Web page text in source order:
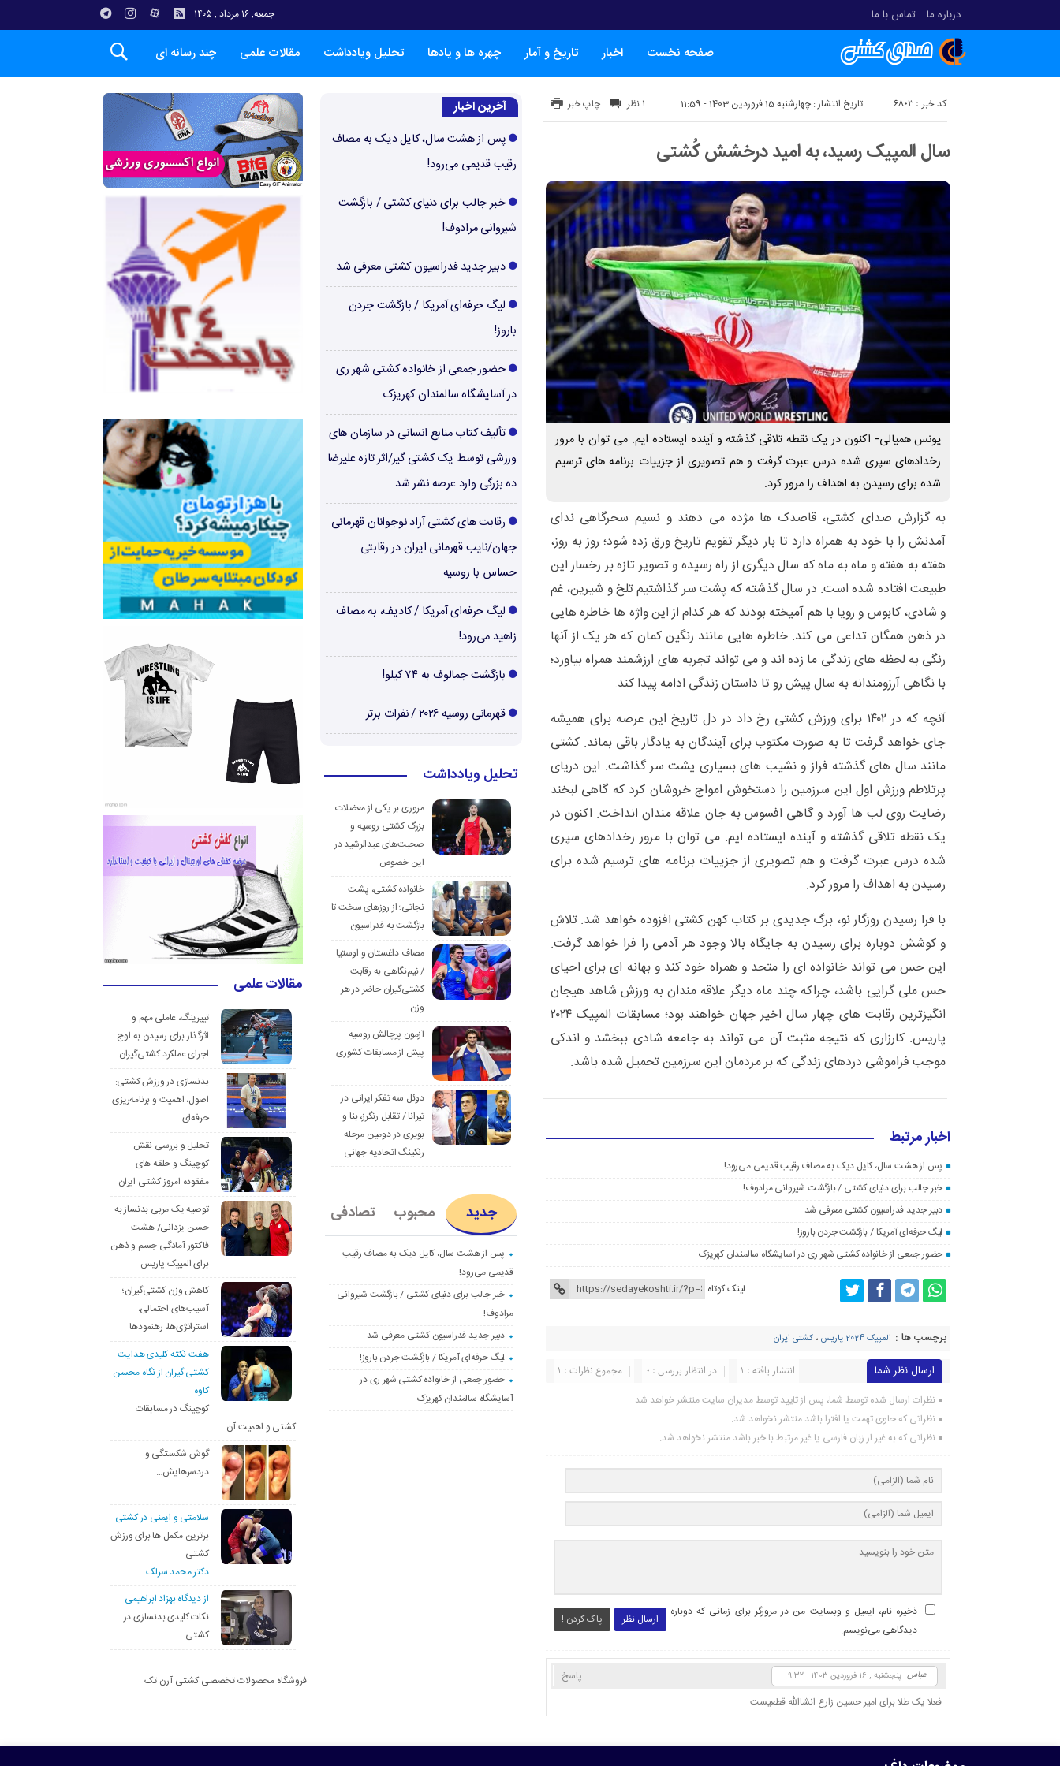
درباره ما تماس با ما جمعه, ۱۶ مرداد , ۱۴۰۵
صفحه نخست اخبار تاریخ و آمار چهره ها و یادها تحلیل ویادداشت مقالات علمی چند رسانه ای
تاریخ انتشار : چهارشنبه 15 فروردین 1403 - 11:59 کد خبر : 6803 چاپ خبر ۱ نظر
سال المپیک رسید، به امید درخشش کُشتی
یونس همیالی- اکنون در یک نقطه تلاقی گذشته و آینده ایستاده ایم. می توان با مرور
رخدادهای سپری شده درس عبرت گرفت و هم تصویری از جزییات برنامه های ترسیم
شده برای رسیدن به اهداف را مرور کرد.
به گزارش صدای کشتی، قاصدک ها مژده می دهند و نسیم سحرگاهی ندای
آمدنش را با خود به همراه دارد تا بار دیگر تقویم تاریخ ورق زده شود؛ روز به روز،
هفته به هفته و ماه به ماه که سال دیگری از راه رسیده و تصویر تازه بر رخسار این
طبیعت افتاده شده است. در سال گذشته که پشت سر گذاشتیم تلخ و شیرین، غم
و شادی، کابوس و رویا با هم آمیخته بودند که هر کدام از این واژه ها خاطره هایی
در ذهن همگان تداعی می کند. خاطره هایی مانند رنگین کمان که هر یک از آنها
رنگی به لحظه های زندگی ما زده اند و می تواند تجربه های ارزشمند همراه بیاورد؛
با نگاهی آرزومندانه به سال پیش رو تا داستان زندگی ادامه پیدا کند.
آنچه که در ۱۴۰۲ برای ورزش کشتی رخ داد در دل تاریخ این عرصه برای همیشه
جای خواهد گرفت تا به صورت مکتوب برای آیندگان به یادگار باقی بماند. کشتی
مانند سال های گذشته فراز و نشیب های بسیاری پشت سر گذاشت. این دریای
پرتلاطم ورزش اول این سرزمین را دستخوش امواج خروشان کرد که گاهی لبخند
رضایت روی لب ها آورد و گاهی افسوس به جان علاقه مندان انداخت. اکنون در
یک نقطه تلاقی گذشته و آینده ایستاده ایم. می توان با مرور رخدادهای سپری
شده درس عبرت گرفت و هم تصویری از جزییات برنامه های ترسیم شده برای
رسیدن به اهداف را مرور کرد.
با فرا رسیدن روزگار نو، برگ جدیدی بر کتاب کهن کشتی افزوده خواهد شد. تلاش
و کوشش دوباره برای رسیدن به جایگاه بالا وجود هر آدمی را فرا خواهد گرفت.
این حس می تواند خانواده ای را متحد و همراه خود کند و بهانه ای برای احیای
حس ملی گرایی باشد، چراکه چند ماه دیگر علاقه مندان به ورزش شاهد هیجان
انگیزترین رقابت های چهار سال اخیر جهان خواهند بود؛ مسابقات المپیک ۲۰۲۴
پاریس. کارزاری که نتیجه مثبت آن می تواند به جامعه شادی ببخشد و اندکی
موجب فراموشی دردهای زندگی که بر مردمان این سرزمین تحمیل شده باشد.
اخبار مرتبط
پس از هشت سال، کایل دیک به مصاف رقیب قدیمی می‌رود!
خبر جالب برای دنیای کشتی / بازگشت شیروانی مرادوف!
دبیر جدید فدراسیون کشتی معرفی شد
لیگ حرفه‌ای آمریکا / بازگشت جردن باروز!
حضور جمعی از خانواده کشتی شهر ری در آسایشگاه سالمندان کهریزک
لینک کوتاه
برچسب ها : المپیک 2024 پاریس ، کشتی ایران
ارسال نظر شما مجموع نظرات : 1 در انتظار بررسی : 0 انتشار یافته : ۱
نظرات ارسال شده توسط شما، پس از تایید توسط مدیران سایت منتشر خواهد شد.
نظراتی که حاوی تهمت یا افترا باشد منتشر نخواهد شد.
نظراتی که به غیر از زبان فارسی یا غیر مرتبط با خبر باشد منتشر نخواهد شد.
ارسال نظر پاک کردن !
ذخیره نام، ایمیل و وبسایت من در مرورگر برای زمانی که دوباره
دیدگاهی می‌نویسم.
عباس پنجشنبه , ۱۶ فروردین ۱۴۰۳ - ۹:۳۲
پاسخ
فعلا یک طلا برای امیر حسین زارع انشاالله قطعیست
آخرین اخبار
پس از هشت سال، کایل دیک به مصاف
رقیب قدیمی می‌رود!
خبر جالب برای دنیای کشتی / بازگشت
شیروانی مرادوف!
دبیر جدید فدراسیون کشتی معرفی شد
لیگ حرفه‌ای آمریکا / بازگشت جردن
باروز!
حضور جمعی از خانواده کشتی شهر ری
در آسایشگاه سالمندان کهریزک
تألیف کتاب منابع انسانی در سازمان های
ورزشی توسط یک کشتی گیر/اثر تازه علیرضا
ده بزرگی وارد عرصه نشر شد
رقابت های کشتی آزاد نوجوانان قهرمانی
جهان/نایب قهرمانی ایران در رقابتی
حساس با روسیه
لیگ حرفه‌ای آمریکا / کادیف، به مصاف
زاهید می‌رود!
بازگشت جمالوف به ۷۴ کیلو!
قهرمانی روسیه ۲۰۲۶ / نفرات برتر
تحلیل ویادداشت
مروری بر یکی از معضلات
بزرگ کشتی روسیه و
صحبت‌های عبدالرشید در
این خصوص
خانواده کشتی، پشت
نجاتی؛ از روزهای سخت تا
بازگشت به فدراسیون
مصاف داغستان و اوستیا
/ نیم‌نگاهی به رقابت
کشتی‌گیران حاضر در هر
وزن
آزمون پرچالش روسیه
پیش از مسابقات کشوری
دوئل سه تفکر ایرانی در
تیرانا / تقابل رنگرز، بنا و
بویری در دومین مرحله
رنکینگ اتحادیه جهانی
جدید محبوب تصادفی
پس از هشت سال، کایل دیک به مصاف رقیب
قدیمی می‌رود!
خبر جالب برای دنیای کشتی / بازگشت شیروانی
مرادوف!
دبیر جدید فدراسیون کشتی معرفی شد
لیگ حرفه‌ای آمریکا / بازگشت جردن باروز!
حضور جمعی از خانواده کشتی شهر ری در
آسایشگاه سالمندان کهریزک
مقالات علمی
تیپرینگ، عاملی مهم و
اثرگذار برای رسیدن به اوج
اجرای عملکرد کشتی‌گیران
بدنسازی در ورزش کشتی:
اصول، اهمیت و برنامه‌ریزی
حرفه‌ای
تحلیل و بررسی نقش
کوچینگ و حلقه های
مفقوده امروز کشتی ایران
توصیه یک مربی بدنساز به
حسن یزدانی/ هشت
فاکتور آمادگی جسم و ذهن
برای المپیک پاریس
کاهش وزن کشتی‌گیران؛
آسیب‌های احتمالی،
استراتژی‌ها، رهنمودها
هفت نکته کلیدی هدایت
کشتی گیران از نگاه محسن
کاوه
کوچینگ در مسابقات
کشتی و اهمیت آن
گوش شکستگی و
دردسرهایش…
سلامتی و ایمنی در کشتی
برترین مکمل ها برای ورزش
کشتی
دکتر محمد سرلک
از دیدگاه بهزاد ابراهیمی
نکات کلیدی بدنسازی در
کشتی
فروشگاه محصولات تخصصی کشتی آرن تک